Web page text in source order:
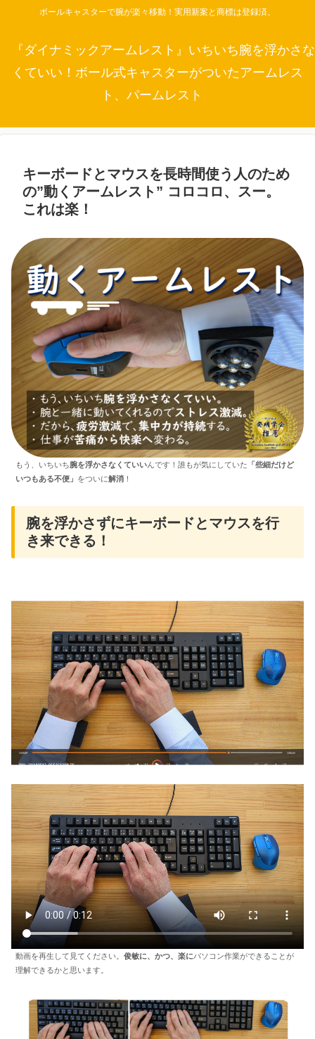
ボールキャスターで腕が楽々移動！実用新案と商標は登録済。
『ダイナミックアームレスト』いちいち腕を浮かさな
くていい！ボール式キャスターがついたアームレス
ト、パームレスト
キーボードとマウスを長時間使う人のため
の”動くアームレスト” コロコロ、スー。
これは楽！
もう、いちいち 腕を浮かさなくていいんです！誰もが気にしていた 「些細だけど
いつもある不便」 をついに解消 ！
腕を浮かさずにキーボードとマウスを行
き来できる！
動画を再生して見てください。 俊敏に、かつ、楽にパソコン作業ができることが
理解できるかと思います。